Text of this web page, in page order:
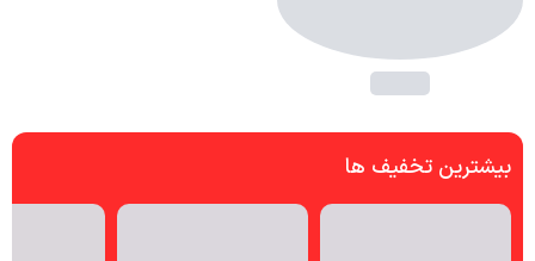
بیشترین تخفیف ها